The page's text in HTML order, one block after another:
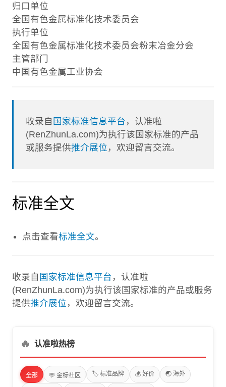
归口单位
全国有色金属标准化技术委员会
执行单位
全国有色金属标准化技术委员会粉末冶金分会
主管部门
中国有色金属工业协会
收录自 国家标准信息平台 ，认准啦
(RenZhunLa.com)为执行该国家标准的产品
或服务提供推介展位 ，欢迎留言交流。
标准全文
点击查看标准全文。
收录自 国家标准信息平台 ，认准啦
(RenZhunLa.com)为执行该国家标准的产品或服务
提供推介展位 ，欢迎留言交流。
🔥 认准啦热榜
全部 💬 金标社区 🏷️ 标准品牌 💰 好价 🌏 海外